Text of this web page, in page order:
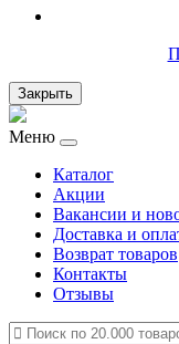
Закрыть
Меню
Каталог
Акции
Вакансии и
Доставка и
Возврат товаров
Контакты
Отзывы